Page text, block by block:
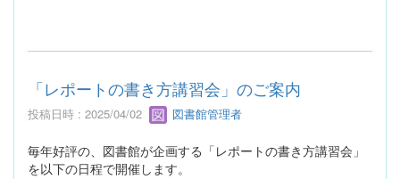
「レポートの書き方講習会」のご案内
投稿日時 : 2025/04/02 図書館管理者
毎年好評の、図書館が企画する「レポートの書き方講習会」
を以下の日程で開催します。